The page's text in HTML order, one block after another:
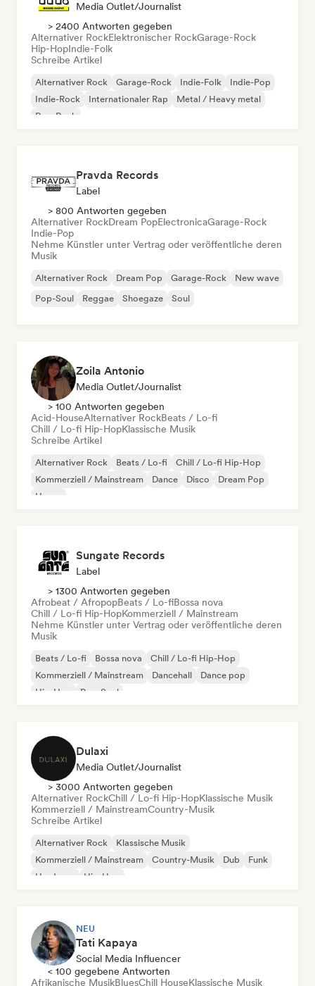
Media Outlet/Journalist
> 2400 Antworten gegeben
Alternativer RockElektronischer RockGarage-Rock
Hip-HopIndie-Folk
Schreibe Artikel
Alternativer Rock Garage-Rock Indie-Folk
Indie-Pop
Indie-Rock
Internationaler Rap
Metal / Heavy metal
Pop-Rock
Pravda Records
Label
> 800 Antworten gegeben
Alternativer RockDream PopElectronicaGarage-Rock
Indie-Pop
Nehme Künstler unter Vertrag oder veröffentliche deren
Musik
Alternativer Rock Dream Pop Garage-Rock
New wave
Pop-Soul
Reggae Shoegaze Soul
Zoila Antonio
Media Outlet/Journalist
> 100 Antworten gegeben
Acid-HouseAlternativer RockBeats / Lo-fi
Chill / Lo-fi Hip-HopKlassische Musik
Schreibe Artikel
Alternativer Rock Beats / Lo-fi
Chill / Lo-fi Hip-Hop
Kommerziell / Mainstream
Dance Disco
Dream Pop
House
Sungate Records
Label
> 1300 Antworten gegeben
Afrobeat / AfropopBeats / Lo-fiBossa nova
Chill / Lo-fi Hip-HopKommerziell / Mainstream
Nehme Künstler unter Vertrag oder veröffentliche deren
Musik
Beats / Lo-fi Bossa nova
Chill / Lo-fi Hip-Hop
Kommerziell / Mainstream
Dancehall
Dance pop
Hip-Hop
Pop-Soul
Dulaxi
Media Outlet/Journalist
> 3000 Antworten gegeben
Alternativer RockChill / Lo-fi Hip-HopKlassische Musik
Kommerziell / MainstreamCountry-Musik
Schreibe Artikel
Alternativer Rock
Klassische Musik
Kommerziell / Mainstream
Country-Musik Dub
Funk
Hardcore
Hip-Hop
NEU
Tati Kapaya
Social Media Influencer
< 100 gegebene Antworten
Afrikanische MusikBluesChill HouseKlassische Musik